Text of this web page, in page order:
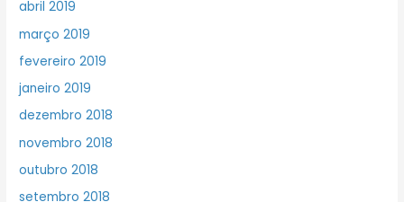
abril 2019
março 2019
fevereiro 2019
janeiro 2019
dezembro 2018
novembro 2018
outubro 2018
setembro 2018